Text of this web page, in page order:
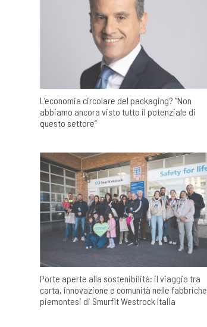
L’economia circolare del packaging? “Non
abbiamo ancora visto tutto il potenziale di
questo settore”
Porte aperte alla sostenibilità: il viaggio tra
carta, innovazione e comunità nelle fabbriche
piemontesi di Smurfit Westrock Italia